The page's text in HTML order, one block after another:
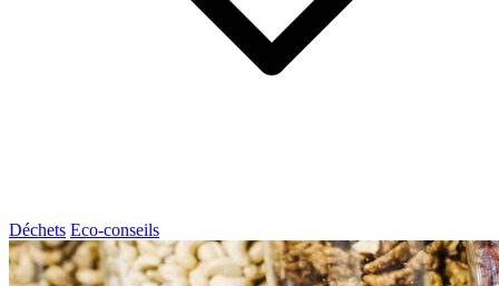
Déchets Eco-conseils